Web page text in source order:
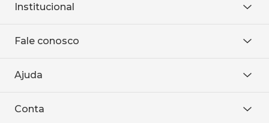
Institucional
Onde encontrar
Baixe o APP
Fale conosco
WhatsApp
Ajuda
Política de entrega
Conta